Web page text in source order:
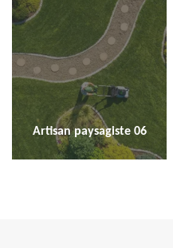
Artisan paysagiste 06